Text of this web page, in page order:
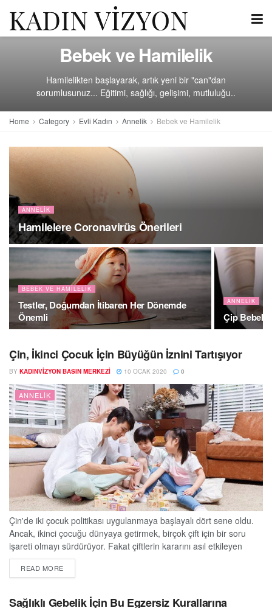
Bebek ve Hamilelik
Hamilelikten başlayarak, artık yeni bir "can"dan
sorumlusunuz... Eğitimi, sağlığı, gelişimi, mutluluğu..
Home Category Evli Kadın Annelik Bebek ve Hamilelik
ANNELIK
Hamilelere Coronavirüs Önerileri
BEBEK VE HAMILELIK
Testler, Doğumdan İtibaren Her Dönemde
Önemli
ANNELIK
Çip Bebek,
Çin, İkinci Çocuk İçin Büyüğün İznini Tartışıyor
BY KADINVIZYON BASIN MERKEZI 10 OCAK 2020 0
ANNELIK
Çin'de iki çocuk politikası uygulanmaya başlayalı dört sene oldu.
Ancak, ikinci çocuğu dünyaya getirmek, birçok çift için bir soru
işareti olmayı sürdürüyor. Fakat çiftlerin kararını asıl etkileyen
unsurun, iki çocuk politikasından ziyade, çocuklar için rahat bir
hayat sağlama endişesi olduğu söylenebilir. Tek bir kelimeyle
olarak yetişmiş 1980'li yıllarda...
READ MOREDETAILS
Sağlıklı Gebelik İçin Bu Egzersiz Kurallarına